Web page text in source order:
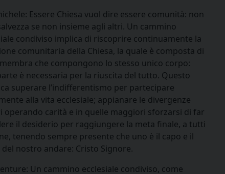
Essere Chiesa vuol dire essere comunità: non
se non insieme agli altri. Un cammino
condiviso implica di riscoprire continuamente la
comunitaria della Chiesa, la quale è composta di
che compongono lo stesso unico corpo:
è necessaria per la riuscita del tutto. Questo
superare l’indifferentismo per partecipare
alla vita ecclesiale; appianare le divergenze
operando carità e in quelle maggiori sforzarsi di far
il desiderio per raggiungere la meta finale, a tutti
tenendo sempre presente che uno è il capo e il
del nostro andare: Cristo Signore.
Un cammino ecclesiale condiviso, come